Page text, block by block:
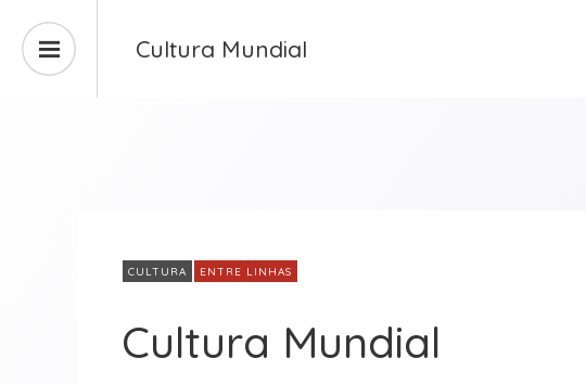
Cultura Mundial
CULTURA ENTRE LINHAS
Cultura Mundial